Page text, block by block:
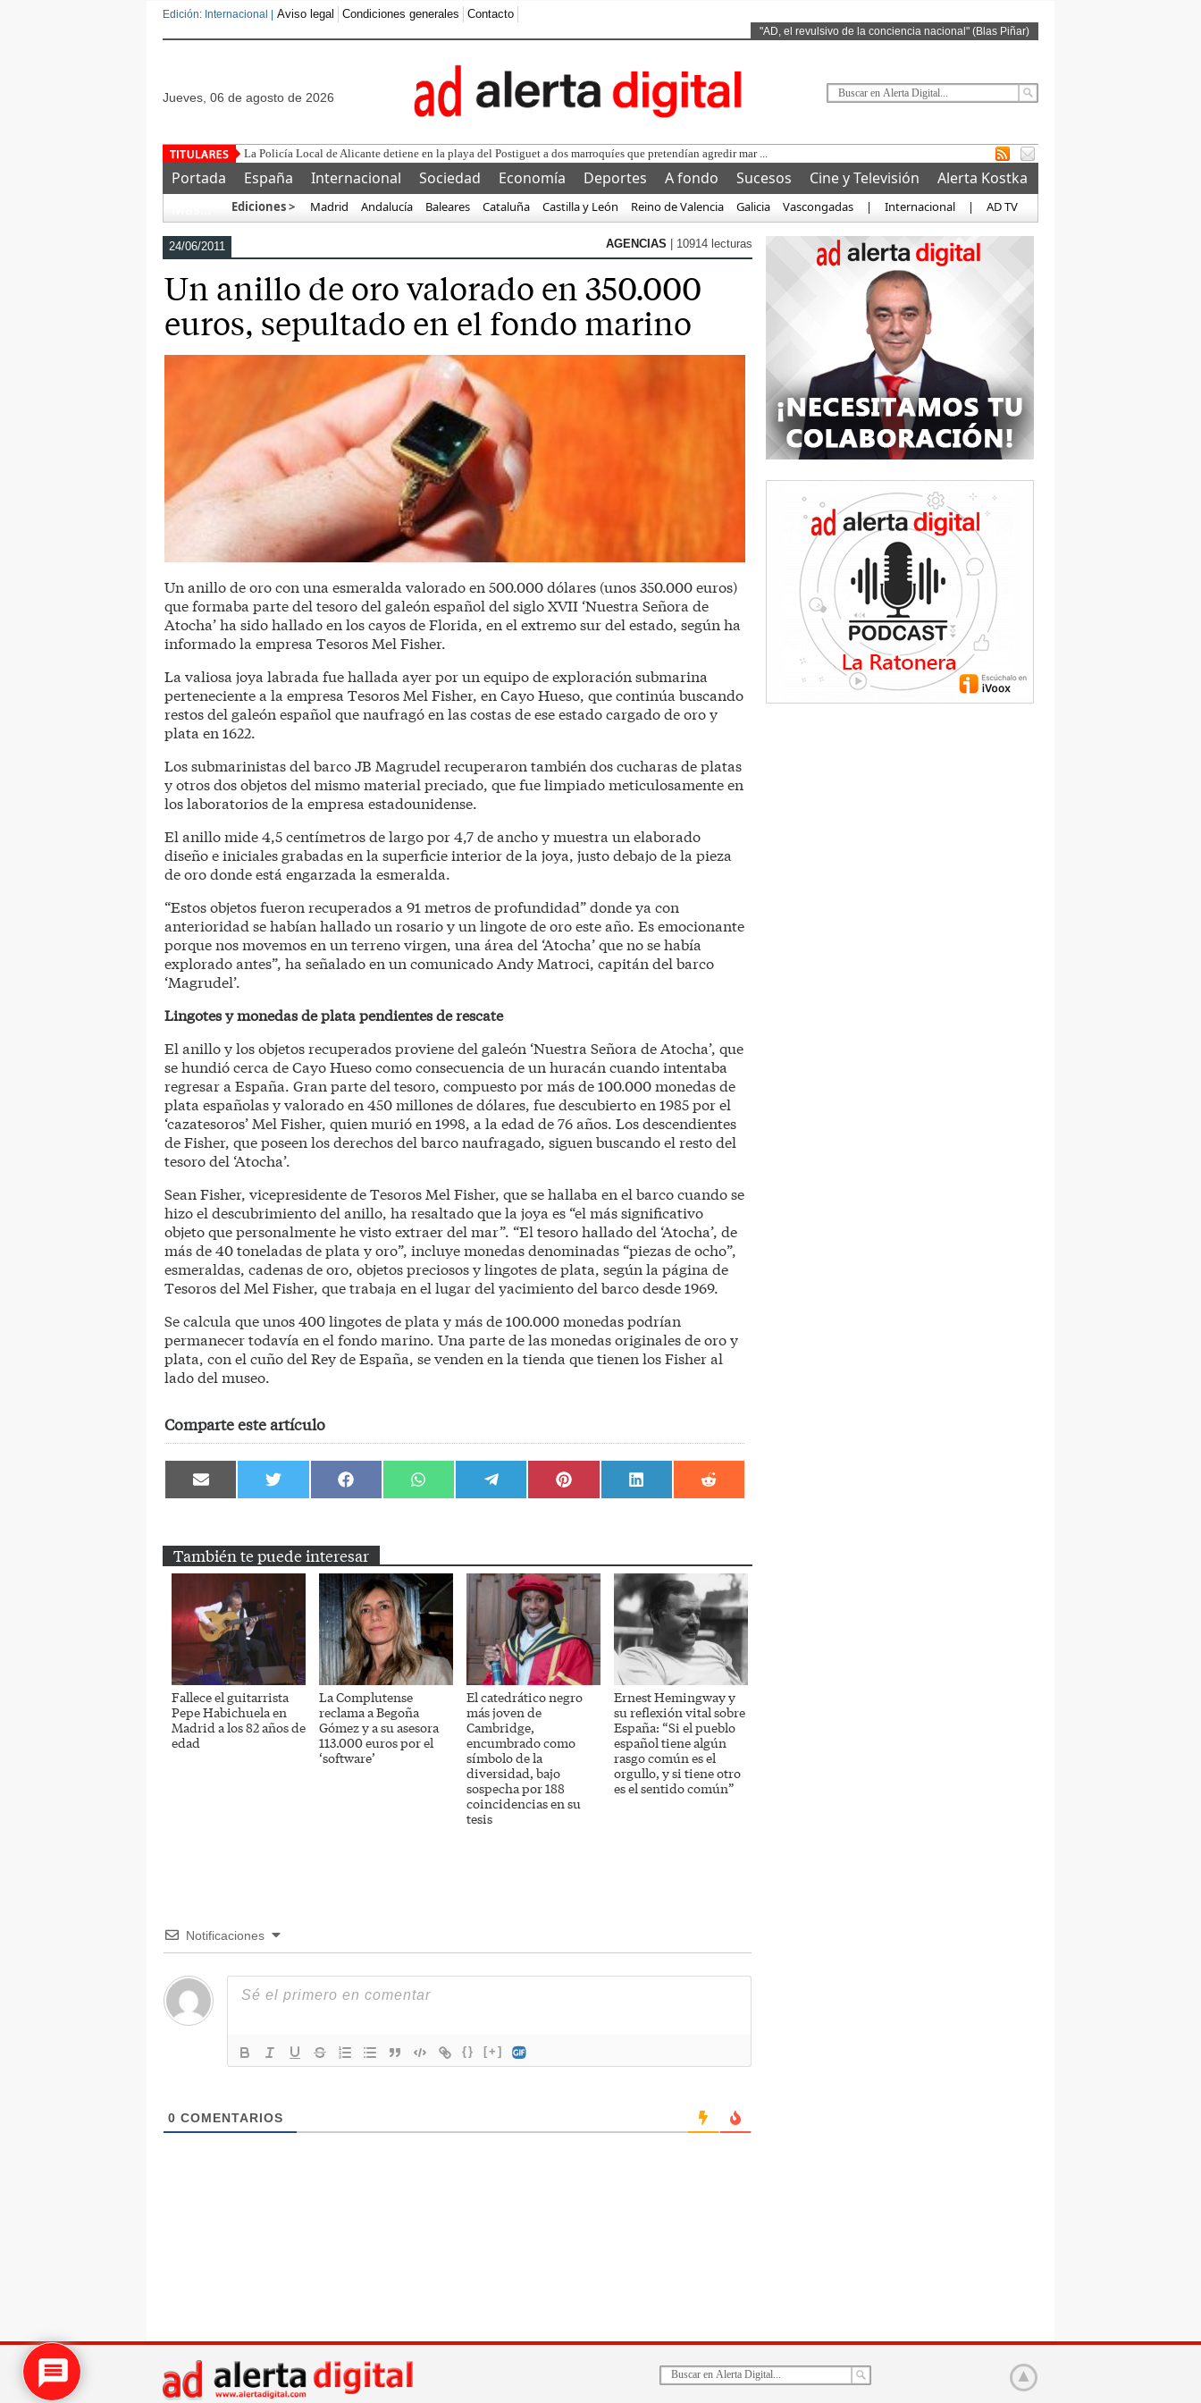
Edición: Internacional | Aviso legal Condiciones generales Contacto
"AD, el revulsivo de la conciencia nacional" (Blas Piñar)
jueves, 06 de agosto de 2026
La Policía Local de Alicante detiene en la playa del Postiguet a dos marroquíes que pretendían agredir mar ...
Portada España Internacional Sociedad Economía Deportes A fondo Sucesos Cine y Televisión
Alerta Kostka
Ediciones > Madrid Andalucía Baleares Cataluña Castilla y León Reino de Valencia Galicia Vascongadas | Internacional | AD TV
24/06/2011 AGENCIAS | 10914 lecturas
Un anillo de oro valorado en 350.000
euros, sepultado en el fondo marino
Un anillo de oro con una esmeralda valorado en 500.000 dólares (unos 350.000 euros)
que formaba parte del tesoro del galeón español del siglo XVII ‘Nuestra Señora de
Atocha’ ha sido hallado en los cayos de Florida, en el extremo sur del estado, según ha
informado la empresa Tesoros Mel Fisher.
La valiosa joya labrada fue hallada ayer por un equipo de exploración submarina
perteneciente a la empresa Tesoros Mel Fisher, en Cayo Hueso, que continúa buscando
restos del galeón español que naufragó en las costas de ese estado cargado de oro y
plata en 1622.
Los submarinistas del barco JB Magrudel recuperaron también dos cucharas de platas
y otros dos objetos del mismo material preciado, que fue limpiado meticulosamente en
los laboratorios de la empresa estadounidense.
El anillo mide 4,5 centímetros de largo por 4,7 de ancho y muestra un elaborado
diseño e iniciales grabadas en la superficie interior de la joya, justo debajo de la pieza
de oro donde está engarzada la esmeralda.
“Estos objetos fueron recuperados a 91 metros de profundidad” donde ya con
anterioridad se habían hallado un rosario y un lingote de oro este año. Es emocionante
porque nos movemos en un terreno virgen, una área del ‘Atocha’ que no se había
explorado antes”, ha señalado en un comunicado Andy Matroci, capitán del barco
‘Magrudel’.
Lingotes y monedas de plata pendientes de rescate
El anillo y los objetos recuperados proviene del galeón ‘Nuestra Señora de Atocha’, que
se hundió cerca de Cayo Hueso como consecuencia de un huracán cuando intentaba
regresar a España. Gran parte del tesoro, compuesto por más de 100.000 monedas de
plata españolas y valorado en 450 millones de dólares, fue descubierto en 1985 por el
‘cazatesoros’ Mel Fisher, quien murió en 1998, a la edad de 76 años. Los descendientes
de Fisher, que poseen los derechos del barco naufragado, siguen buscando el resto del
tesoro del ‘Atocha’.
Sean Fisher, vicepresidente de Tesoros Mel Fisher, que se hallaba en el barco cuando se
hizo el descubrimiento del anillo, ha resaltado que la joya es “el más significativo
objeto que personalmente he visto extraer del mar”. “El tesoro hallado del ‘Atocha’, de
más de 40 toneladas de plata y oro”, incluye monedas denominadas “piezas de ocho”,
esmeraldas, cadenas de oro, objetos preciosos y lingotes de plata, según la página de
Tesoros del Mel Fisher, que trabaja en el lugar del yacimiento del barco desde 1969.
Se calcula que unos 400 lingotes de plata y más de 100.000 monedas podrían
permanecer todavía en el fondo marino. Una parte de las monedas originales de oro y
plata, con el cuño del Rey de España, se venden en la tienda que tienen los Fisher al
lado del museo.
Comparte este artículo
Compartir
en
Compartir
en
Compartir
en
Compartir
en
Compartir
en
Compartir
en
Compartir
en
Compartir
en
También te puede interesar
Fallece el guitarrista
Pepe Habichuela en
Madrid a los 82 años de
edad
La Complutense
reclama a Begoña
Gómez y a su asesora
113.000 euros por el
‘software’
El catedrático negro
más joven de
Cambridge,
encumbrado como
símbolo de la
diversidad, bajo
sospecha por 188
coincidencias en su
tesis
Ernest Hemingway y
su reflexión vital sobre
España: “Si el pueblo
español tiene algún
rasgo común es el
orgullo, y si tiene otro
es el sentido común”
Notificaciones
{} [+]
0 COMENTARIOS